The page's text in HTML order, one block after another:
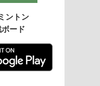
ントン
ード